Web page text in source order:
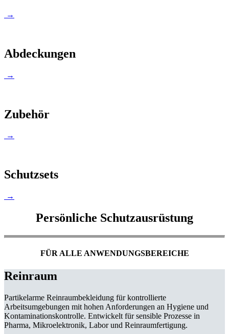
→
Abdeckungen
→
Zubehör
→
Schutzsets
→
Persönliche Schutzausrüstung
FÜR ALLE ANWENDUNGSBEREICHE
Reinraum
Partikelarme Reinraumbekleidung für kontrollierte
Arbeitsumgebungen mit hohen Anforderungen an Hygiene und
Kontaminationskontrolle. Entwickelt für sensible Prozesse in
Pharma, Mikroelektronik, Labor und Reinraumfertigung.